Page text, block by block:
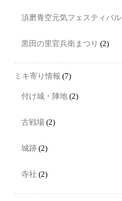
須磨青空元気フェスティバル
黒田の里官兵衛まつり (2)
ミキ寄り情報 (7)
付け城・陣地 (2)
古戦場 (2)
城跡 (2)
寺社 (2)